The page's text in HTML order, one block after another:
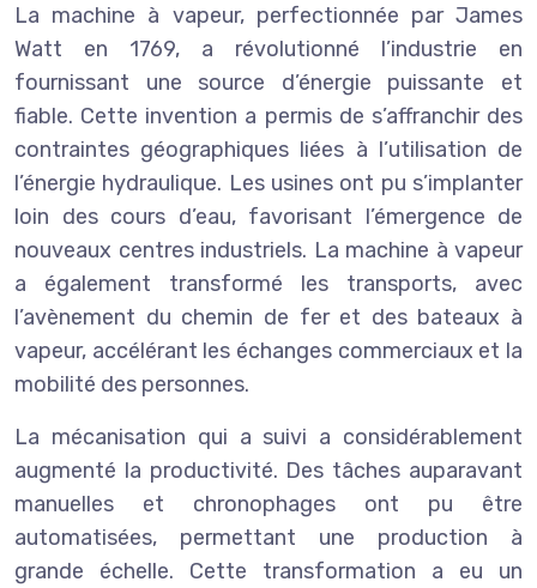
La machine à vapeur, perfectionnée par James
Watt en 1769, a révolutionné l’industrie en
fournissant une source d’énergie puissante et
fiable. Cette invention a permis de s’affranchir des
contraintes géographiques liées à l’utilisation de
l’énergie hydraulique. Les usines ont pu s’implanter
loin des cours d’eau, favorisant l’émergence de
nouveaux centres industriels. La machine à vapeur
a également transformé les transports, avec
l’avènement du chemin de fer et des bateaux à
vapeur, accélérant les échanges commerciaux et la
mobilité des personnes.
La mécanisation qui a suivi a considérablement
augmenté la productivité. Des tâches auparavant
manuelles et chronophages ont pu être
automatisées, permettant une production à
grande échelle. Cette transformation a eu un